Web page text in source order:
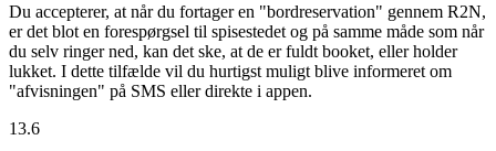
Du accepterer, at når du fortager en "bordreservation" gennem R2N,
er det blot en forespørgsel til spisestedet og på samme måde som når
du selv ringer ned, kan det ske, at de er fuldt booket, eller holder
lukket. I dette tilfælde vil du hurtigst muligt blive informeret om
"afvisningen" på SMS eller direkte i appen.
13.6